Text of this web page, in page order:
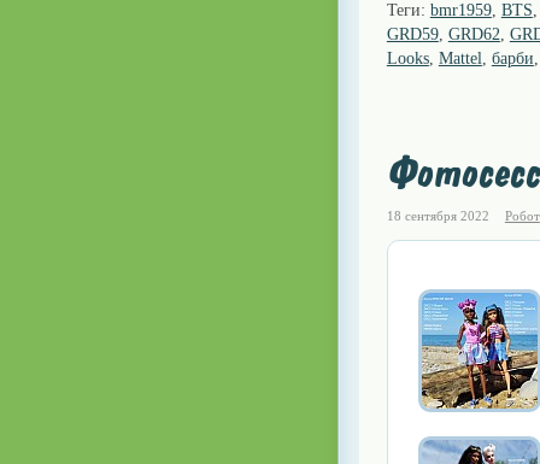
Теги: bmr1959, BTS
GRD59, GRD62,
Looks, Mattel, барби
18 сентября 2022 Робот